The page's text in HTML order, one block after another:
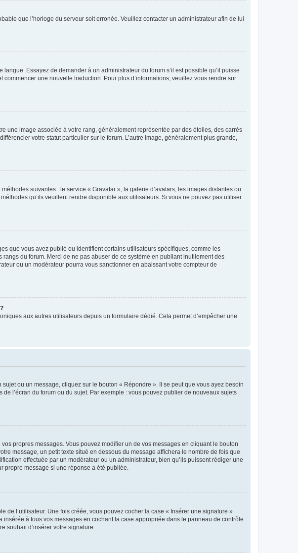
que l’horloge du serveur soit erronée. Veuillez contacter un administrateur afin de lui
Essayez de demander à un administrateur du forum s’il est possible qu’il puisse
une nouvelle traduction. Pour plus d’informations, veuillez vous rendre sur
une image associée à votre rang, généralement représentée par des étoiles, des carrés
votre statut particulier sur le forum. L’autre image, généralement plus grande,
suivantes : le service « Gravatar », la galerie d’avatars, les images distantes ou
qu’ils veuillent rendre disponible aux utilisateurs. Si vous ne pouvez pas utiliser
que vous avez publié ou identifient certains utilisateurs spécifiques, comme les
du forum. Merci de ne pas abuser de ce système en publiant inutilement des
ou un modérateur pourra vous sanctionner en abaissant votre compteur de
aux autres utilisateurs depuis un formulaire dédié. Cela permet d’empêcher une
ou un message, cliquez sur le bouton « Répondre ». Il se peut que vous ayez besoin
l’écran du forum ou du sujet. Par exemple : vous pouvez publier de nouveaux sujets
propres messages. Vous pouvez modifier un de vos messages en cliquant le bouton
message, un petit texte situé en dessous du message affichera le nombre de fois que
effectuée par un modérateur ou un administrateur, bien qu’ils puissent rédiger une
message si une réponse a été publiée.
l’utilisateur. Une fois créée, vous pouvez cocher la case « Insérer une signature »
à tous vos messages en cochant la case appropriée dans le panneau de contrôle
souhait d’insérer votre signature.